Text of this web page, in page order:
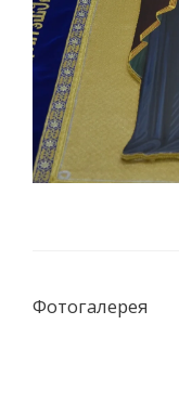
Фотогалерея